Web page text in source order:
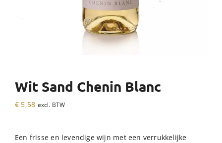
Wit Sand Chenin Blanc
€ 5,58 excl. BTW
Een frisse en levendige wijn met een verrukkelijke